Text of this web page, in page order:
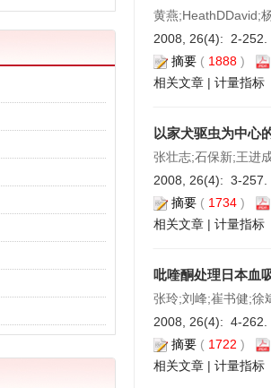
黄燕;HeathDDavid;
2008, 26(4): 2-252.
摘要 ( 1888 )
相关文章 | 计量指标
以家犬驱虫为中心
张壮志;石保新;王进
2008, 26(4): 3-257.
摘要 ( 1734 )
相关文章 | 计量指标
吡喹酮处理日本血
张玲;刘峰;崔书健;徐
2008, 26(4): 4-262.
摘要 ( 1722 )
相关文章 | 计量指标